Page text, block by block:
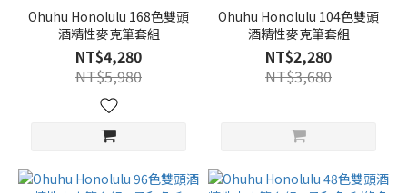
Ohuhu Honolulu 168色雙頭
酒精性麥克筆套組
NT$4,280
NT$5,980
Ohuhu Honolulu 104色雙頭
酒精性麥克筆套組
NT$2,280
NT$3,680